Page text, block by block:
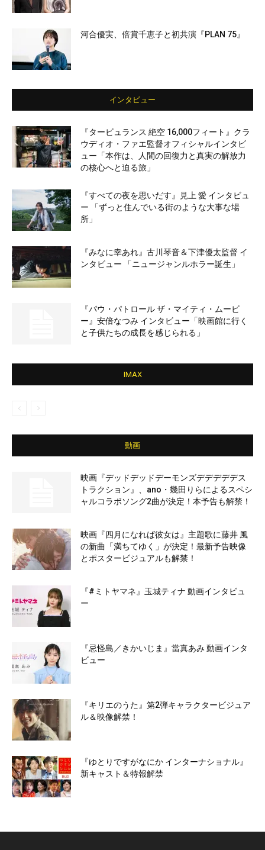
河合優実、倍賞千恵子と初共演『PLAN 75』
インタビュー
『タービュランス 絶空 16,000フィート』クラ
ウディオ・ファエ監督オフィシャルインタビ
ュー「本作は、人間の回復力と真実の解放力
の核心へと迫る旅」
『すべての夜を思いだす』見上 愛 インタビュ
ー 「ずっと住んでいる街のような大事な場
所」
『みなに幸あれ』古川琴音＆下津優太監督 イ
ンタビュー 「ニュージャンルホラー誕生」
『パウ・パトロール ザ・マイティ・ムービ
ー』安倍なつみ インタビュー「映画館に行く
と子供たちの成長を感じられる」
IMAX
動画
映画『デッドデッドデーモンズデデデデデス
トラクション』、ano・幾田りらによるスペシ
ャルコラボソング2曲が決定！本予告も解禁！
映画『四月になれば彼女は』主題歌に藤井 風
の新曲「満ちてゆく」が決定！最新予告映像
とポスタービジュアルも解禁！
『#ミトヤマネ』玉城ティナ 動画インタビュ
ー
『忌怪島／きかいじま』當真あみ 動画インタ
ビュー
『キリエのうた』第2弾キャラクタービジュア
ル＆映像解禁！
『ゆとりですがなにか インターナショナル』
新キャスト＆特報解禁